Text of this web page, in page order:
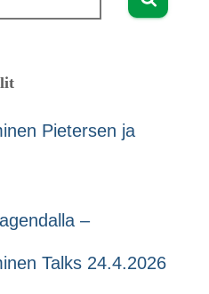
Pietersen ja
–
Talks 24.4.2026